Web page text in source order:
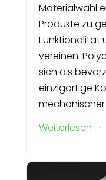
Materialwahl
Produkte zu
Funktionalität
vereinen.
sich als
einzigartige
mechanischer
Weiterlesen $